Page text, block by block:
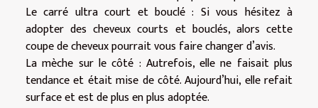
Le carré ultra court et bouclé : Si vous hésitez à
adopter des cheveux courts et bouclés, alors cette
coupe de cheveux pourrait vous faire changer d’avis.
La mèche sur le côté : Autrefois, elle ne faisait plus
tendance et était mise de côté. Aujourd’hui, elle refait
surface et est de plus en plus adoptée.